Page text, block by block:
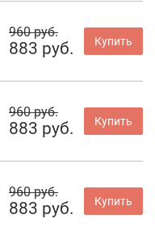
960 руб.
883 руб. Купить
960 руб.
883 руб. Купить
960 руб.
883 руб. Купить